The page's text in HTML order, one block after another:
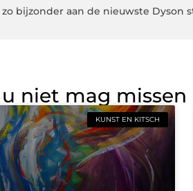
niet mag missen
KUNST EN KITSCH